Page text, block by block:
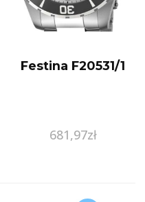
Festina F20531/1
681,97zł